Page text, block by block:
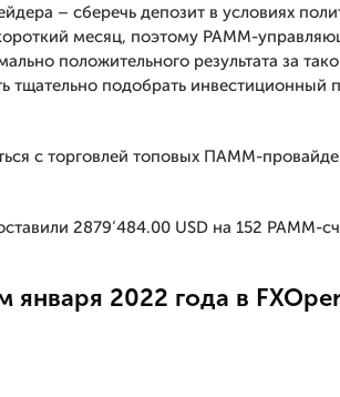
– сберечь депозит в условиях
месяц, поэтому PAMM-
положительного результата за
тщательно подобрать инвестиционный
с торговлей топовых ПАММ-
2879’484.00 USD на 152 PAMM-
января 2022 года в